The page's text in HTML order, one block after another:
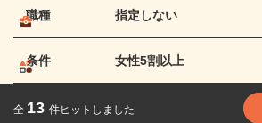
職種 指定しない
条件 女性5割以上
全 13 件ヒットしました